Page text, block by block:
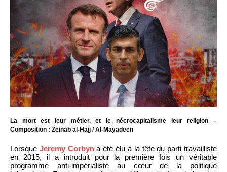
La mort est leur métier, et le nécrocapitalisme leur religion –
Composition : Zeinab al-Hajj / Al-Mayadeen
Lorsque Jeremy Corbyna été élu à la tête du parti travailliste
en 2015, il a introduit pour la première fois un véritable
programme anti-impérialiste au cœur de la politique